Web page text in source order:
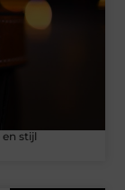
stijl